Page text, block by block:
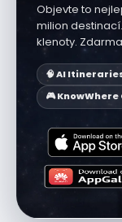
Objevte to
milion
klenoty.
🧠 AI
🎮